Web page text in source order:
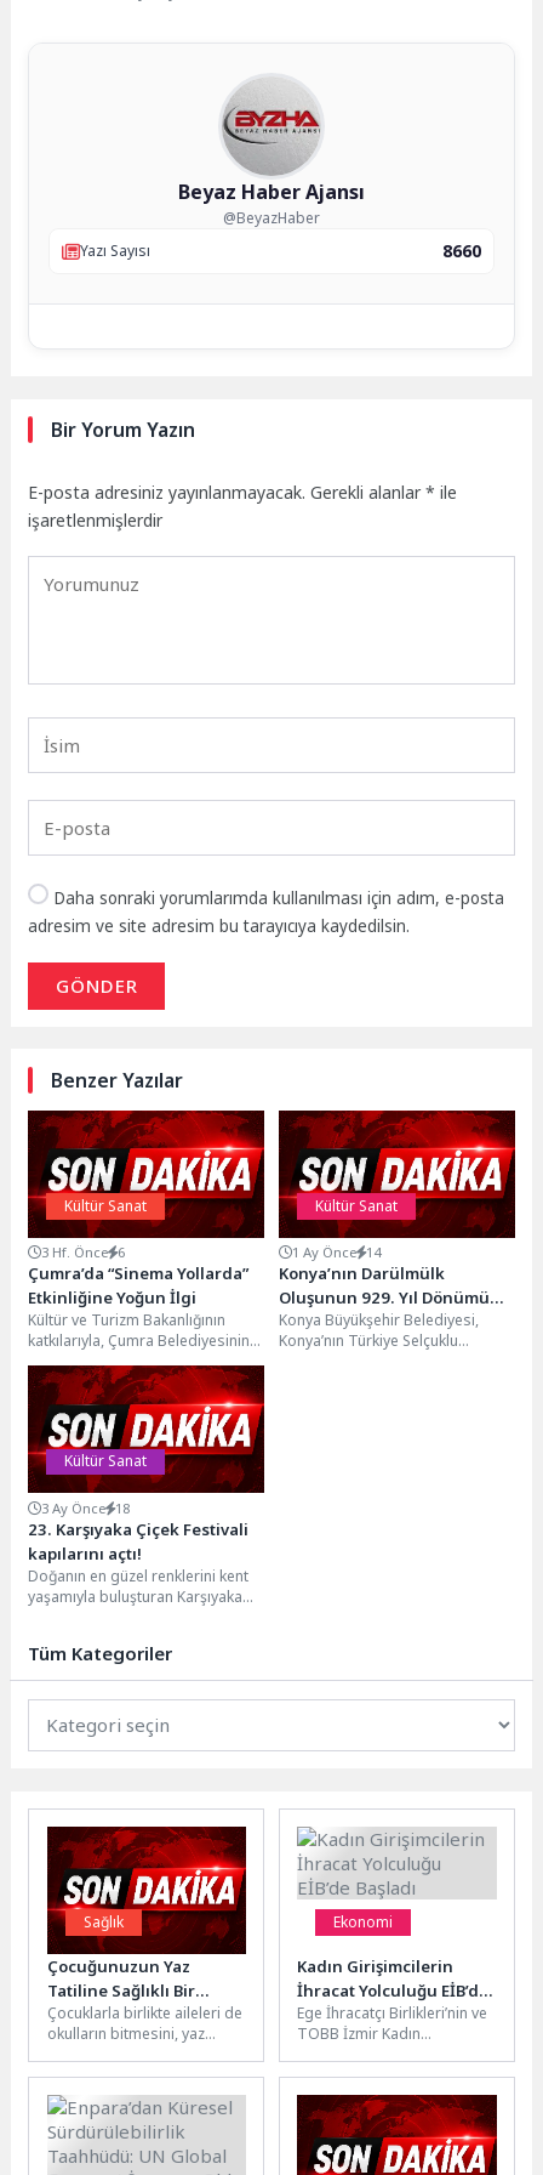
Beyaz Haber Ajansı
@BeyazHaber
Yazı Sayısı
8660
Bir Yorum Yazın
E-posta adresiniz yayınlanmayacak. Gerekli alanlar* ile
işaretlenmişlerdir
Daha sonraki yorumlarımda kullanılması için adım, e-posta
adresim ve site adresim bu tarayıcıya kaydedilsin.
GÖNDER
Benzer Yazılar
Kültür Sanat
3 Hf. Önce 6
Çumra’da “Sinema Yollarda”
Etkinliğine Yoğun İlgi
Kültür ve Turizm Bakanlığının
katkılarıyla, Çumra Belediyesinin
ev sahipliğinde düzenlenen
"Sinema Yollarda" etkinliği,
Çumralıları kültür...
Kültür Sanat
1 Ay Önce 14
Konya’nın Darülmülk
Oluşunun 929. Yıl Dönümü
Kutlandı
Konya Büyükşehir Belediyesi,
Konya’nın Türkiye Selçuklu
Kültür Sanat
3 Ay Önce 18
23. Karşıyaka Çiçek Festivali
kapılarını açtı!
Doğanın en güzel renklerini kent
yaşamıyla buluşturan Karşıyaka
Tüm Kategoriler
Sağlık
Çocuğunuzun Yaz
Tatiline Sağlıklı Bir
Gülüşle Başlaması İçin 5
Öneri
Çocuklarla birlikte aileleri de
okulların bitmesini, yaz
heyecanla bekliyor. Ancak bu
bekleyişte konforlu...
Ekonomi
Kadın Girişimcilerin
İhracat Yolculuğu EİB’de
Başladı
Ege İhracatçı Birlikleri’nin ve
TOBB İzmir Kadın
birliğiyle yürütülen “İhracatta
Kadın Gücü...